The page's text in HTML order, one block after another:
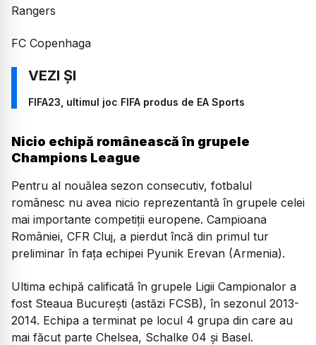
Rangers
FC Copenhaga
FIFA23, ultimul joc FIFA produs de EA Sports
Nicio echipă românească în grupele
Champions League
Pentru al nouălea sezon consecutiv, fotbalul
românesc nu avea nicio reprezentantă în grupele celei
mai importante competiții europene. Campioana
României, CFR Cluj, a pierdut încă din primul tur
preliminar în fața echipei Pyunik Erevan (Armenia).
Ultima echipă calificată în grupele Ligii Campionalor a
fost Steaua București (astăzi FCSB), în sezonul 2013-
2014. Echipa a terminat pe locul 4 grupa din care au
mai făcut parte Chelsea, Schalke 04 și Basel.